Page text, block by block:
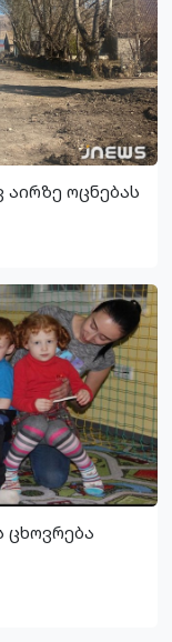
ოცნებას